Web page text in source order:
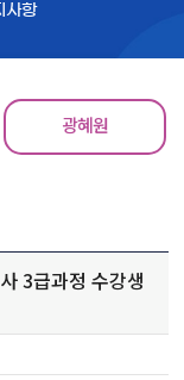
사항
광혜원
3급과정 수강생